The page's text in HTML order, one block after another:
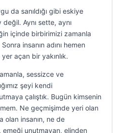
da sanıldığı gibi eskiye
Aynı sette, aynı
içinde birbirimizi zamanla
insanın adını hemen
açan bir yakınlık.
sessizce ve
şeyi kendi
çalıştık. Bugün kimsenin
Ne geçmişimde yeri olan
olan insanın, ne de
emeği unutmayan, elinden